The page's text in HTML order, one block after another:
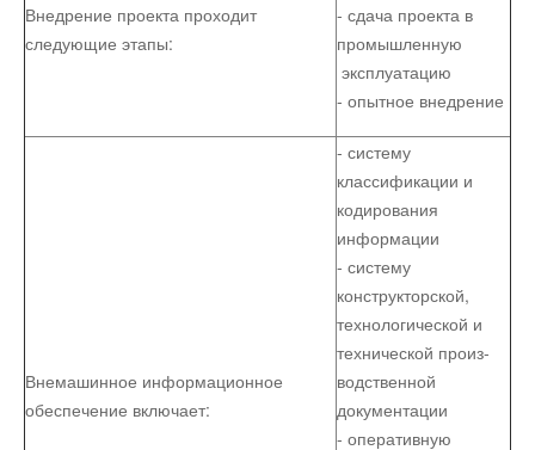
Внедрение проекта проходит
следующие этапы:
- сдача проекта в
промышленную
эксплуатацию
- опытное внедрение
Внемашинное информационное
обеспечение включает:
- систему
классификации и
кодирования
информации
- систему
конструкторской,
технологической и
технической произ­
водственной
документации
- оперативную